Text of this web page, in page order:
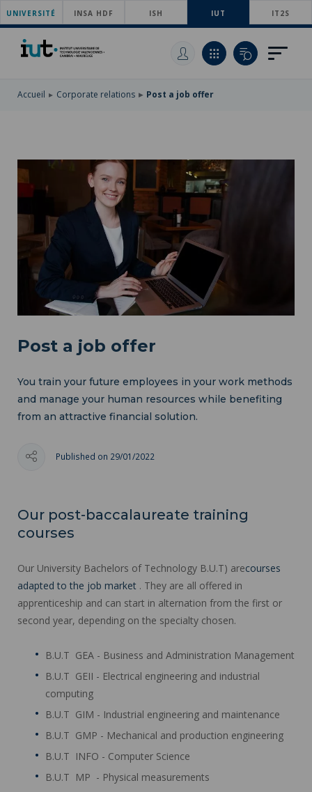
SKIP
TO
MAIN
NAVIGATION
SKIP
TO
MAIN
SKIP
UNIVERSITÉ INSA HDF ISH IUT IT2S
Accueil Corporate relations Post a job offer
Post a job offer
You train your future employees in your work methods
and manage your human resources while benefiting
from an attractive financial solution.
Published on 29/01/2022
Our post-baccalaureate training
courses
Our University Bachelors of Technology B.U.T) arecourses
adapted to the job market . They are all offered in
apprenticeship and can start in alternation from the first or
second year, depending on the specialty chosen.
B.U.T GEA - Business and Administration Management
B.U.T GEII - Electrical engineering and industrial
computing
B.U.T GIM - Industrial engineering and maintenance
B.U.T GMP - Mechanical and production engineering
B.U.T INFO - Computer Science
B.U.T MP - Physical measurements